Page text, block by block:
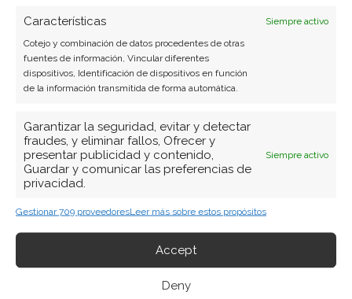
Características
Siempre activo
Cotejo y combinación de datos procedentes de otras
fuentes de información, Vincular diferentes
dispositivos, Identificación de dispositivos en función
de la información transmitida de forma automática.
Garantizar la seguridad, evitar y detectar
fraudes, y eliminar fallos, Ofrecer y
presentar publicidad y contenido,
Guardar y comunicar las preferencias de
privacidad.
Siempre activo
Gestionar 709 proveedoresLeer más sobre estos propósitos
Accept
Deny
BYD: el desafío de sostener el ritmo que exige su
propio objetivo anual
7 Ago 2026
BioNTech: Oelkers toma el timón con la misión de
reconducir un barco que pierde fuelle